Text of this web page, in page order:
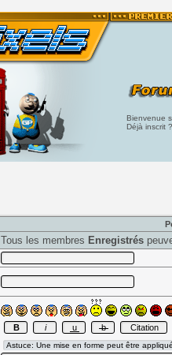
Bienvenue
Déjà inscrit
Tous les membres Enregistrés